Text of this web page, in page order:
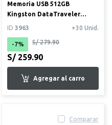
Memoria USB 512GB
Kingston DataTraveler
Exodia S
ID 3963 +30 Unid.
-7% S/ 279.90
S/ 259.90
Comparar